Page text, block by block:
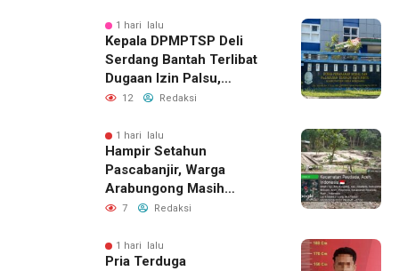
1 hari lalu
Kepala DPMPTSP Deli
Serdang Bantah Terlibat
Dugaan Izin Palsu,
Tegaskan Proses
Jalur Resmi
12 Redaksi
1 hari lalu
Hampir Setahun
Pascabanjir, Warga
Arabungong Masih
Menunggu Bantuan
7 Redaksi
1 hari lalu
Pria Terduga